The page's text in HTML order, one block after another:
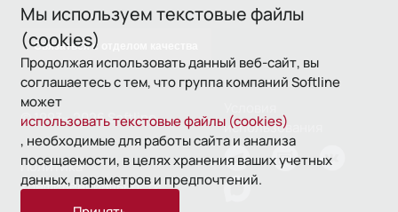
Мы используем текстовые файлы
(cookies)
Продолжая использовать данный веб-сайт, вы
соглашаетесь с тем, что группа компаний Softline
может
использовать текстовые файлы (cookies)
, необходимые для работы сайта и анализа
посещаемости, в целях хранения ваших учетных
данных, параметров и предпочтений.
Связаться с отделом качества
© 1993—2026 Softline
использования
Политика
конфиденциальности